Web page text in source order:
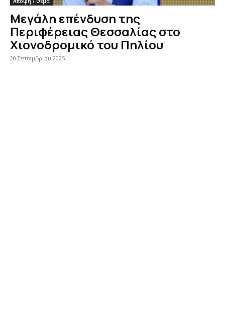
Μεγάλη επένδυση της
Περιφέρειας Θεσσαλίας στο
Χιονοδρομικό του Πηλίου
20 Σεπτεμβρίου 2025